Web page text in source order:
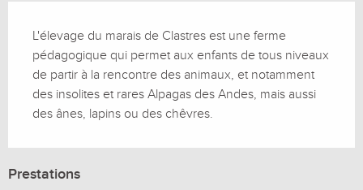
L'élevage du marais de Clastres est une ferme
pédagogique qui permet aux enfants de tous niveaux
de partir à la rencontre des animaux, et notamment
des insolites et rares Alpagas des Andes, mais aussi
des ânes, lapins ou des chêvres.
Prestations